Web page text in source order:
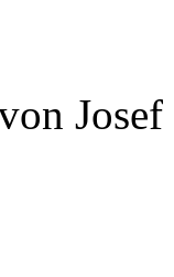
Josef